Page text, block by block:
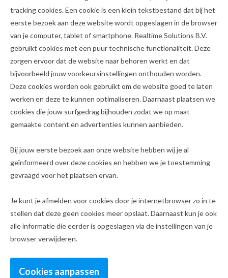
tracking cookies. Een cookie is een klein tekstbestand dat bij het
eerste bezoek aan deze website wordt opgeslagen in de browser
van je computer, tablet of smartphone. Realtime Solutions B.V.
gebruikt cookies met een puur technische functionaliteit. Deze
zorgen ervoor dat de website naar behoren werkt en dat
bijvoorbeeld jouw voorkeursinstellingen onthouden worden.
Deze cookies worden ook gebruikt om de website goed te laten
werken en deze te kunnen optimaliseren. Daarnaast plaatsen we
cookies die jouw surfgedrag bijhouden zodat we op maat
gemaakte content en advertenties kunnen aanbieden.
Bij jouw eerste bezoek aan onze website hebben wij je al
geïnformeerd over deze cookies en hebben we je toestemming
gevraagd voor het plaatsen ervan.
Je kunt je afmelden voor cookies door je internetbrowser zo in te
stellen dat deze geen cookies meer opslaat. Daarnaast kun je ook
alle informatie die eerder is opgeslagen via de instellingen van je
browser verwijderen.
Cookies aanpassen